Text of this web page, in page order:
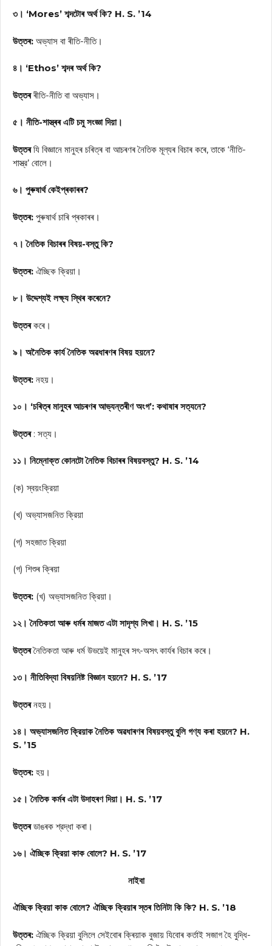
৩। ‘Mores’ শব্দটোৰ অৰ্থ কি? H. S. ’14
উত্তৰ: অভ্যাস বা ৰীতি-নীতি।
৪। ‘Ethos’ শব্দৰ অৰ্থ কি?
উত্তৰৰীতি-নীতি বা অভ্যাস।
৫। নীতি-শাস্ত্ৰৰ এটি চমু সংজ্ঞা দিয়া।
উত্তৰযি বিজ্ঞানে মানুহৰ চৰিত্ৰ বা আচৰণৰ নৈতিক মূল্যৰ বিচাৰ কৰে, তাকে ‘নীতি-
শাস্ত্র’ বোলে।
৬। পুৰুষাৰ্থ কেইপ্ৰকাৰৰ?
উত্তৰ: পুৰুষাৰ্থ চাৰি প্ৰকাৰৰ।
৭। নৈতিক বিচাৰৰ বিষয়-বস্তু কি?
উত্তৰ: ঐচ্ছিক ক্রিয়া।
৮। উদ্দেশ্যই লক্ষ্য স্থিৰ কৰেনে?
উত্তৰকৰে।
৯। অনৈতিক কার্য নৈতিক অৱধাৰণৰ বিষয় হয়নে?
উত্তৰ: নহয়।
১০। ‘চৰিত্ৰ মানুহৰ আচৰণৰ আভ্যন্তৰীণ অংগ’: কথাষাৰ সত্যনে?
উত্তৰ: সত্য।
১১। নিম্নোক্ত কোনটো নৈতিক বিচাৰৰ বিষয়বস্তু? H. S. ’14
(ক) স্বয়ংক্রিয়া
(খ) অভ্যাসজনিত ক্রিয়া
(গ) সহজাত ক্রিয়া
(গ) শিশুৰ ক্ৰিয়া
উত্তৰ: (খ) অভ্যাসজনিত ক্রিয়া।
১২। নৈতিকতা আৰু ধৰ্মৰ মাজত এটা সাদৃশ্য লিখা। H. S. ’15
উত্তৰনৈতিকতা আৰু ধর্ম উভয়েই মানুহৰ সৎ-অসৎ কাৰ্যৰ বিচাৰ কৰে।
১৩। নীতিবিদ্যা বিষয়নিষ্ট বিজ্ঞান হয়নে? H. S. ’17
উত্তৰনহয়।
১৪। অভ্যাসজনিত ক্রিয়াক নৈতিক অৱধাৰণৰ বিষয়বস্তু বুলি গণ্য কৰা হয়নে? H.
S. ’15
উত্তৰ: হয়।
১৫। নৈতিক কৰ্মৰ এটা উদাহৰণ দিয়া। H. S. ’17
উত্তৰডাঙৰক শ্রদ্ধা কৰা।
১৬। ঐচ্ছিক ক্রিয়া কাক বোলে? H. S. ’17
নাইবা
ঐচ্ছিক ক্রিয়া কাক বোলে? ঐচ্ছিক ক্রিয়াৰ স্তৰ তিনিটা কি কি? H. S. ’18
উত্তৰ: ঐচ্ছিক ক্রিয়া বুলিলে সেইবোৰ ক্ৰিয়াক বুজায় যিবোৰ কৰ্তাই সজাগ হৈ বুদ্ধি-